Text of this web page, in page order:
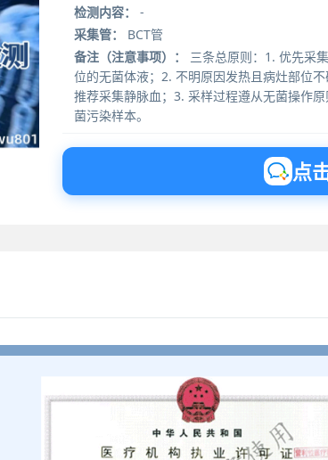
检测内容：
-
采集管：
BCT管
备注（注意事项）：
三条总原则：1. 优先采
位的无菌体液；2. 不明原因发热且病灶部位
推荐采集静脉血；3. 采样过程遵从无菌操作
菌污染样本。
点